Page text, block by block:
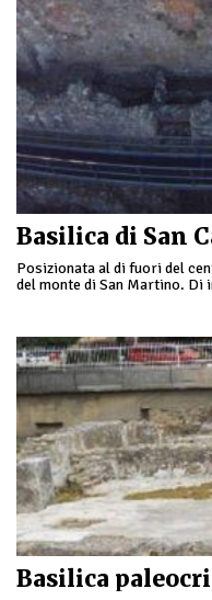
Basilica di San
Posizionata al di fuori del
del monte di San Martino.